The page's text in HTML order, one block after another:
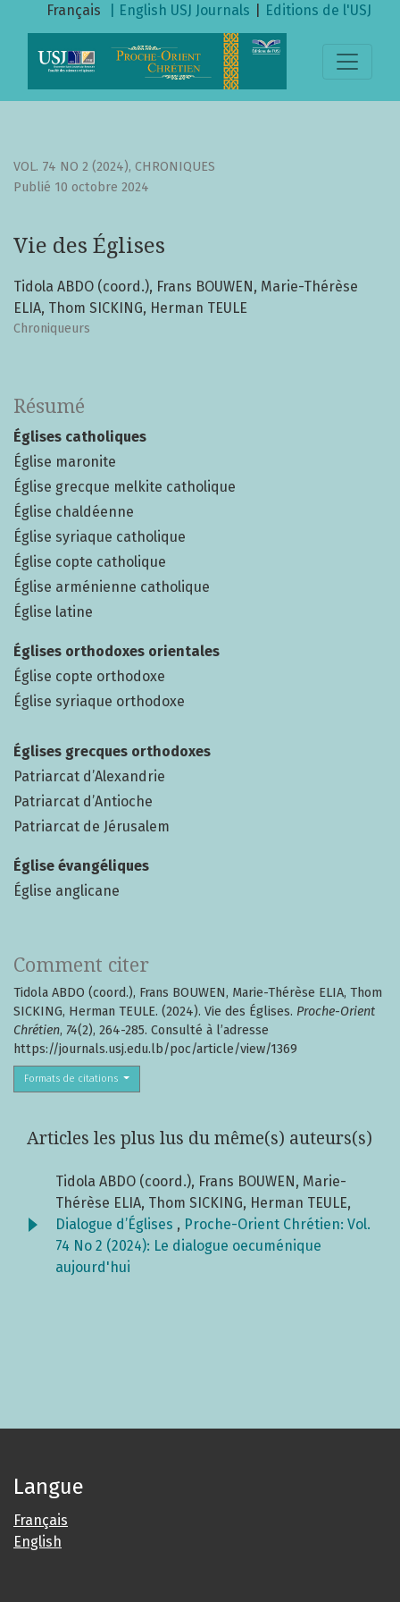
Vie des Églises
Français | English USJ Journals Editions de l'USJ
VOL. 74 NO 2 (2024), CHRONIQUES
Vie des Églises
Publié 10 octobre 2024
Tidola ABDO (coord.), Frans BOUWEN, Marie-Thérèse
ELIA, Thom SICKING, Herman TEULE
Chroniqueurs
Comment citer
Tidola ABDO (coord.), Frans BOUWEN, Marie-Thérèse ELIA, Thom
SICKING, Herman TEULE. (2024). Vie des Églises. Proche-Orient
Chrétien, 74(2), 264-285. Consulté à l’adresse
https://journals.usj.edu.lb/poc/article/view/1369
Formats de citations
Résumé
Églises catholiques
Église maronite
Église grecque melkite catholique
Église chaldéenne
Église syriaque catholique
Église copte catholique
Église arménienne catholique
Église latine
Églises orthodoxes orientales
Église copte orthodoxe
Église syriaque orthodoxe
Églises grecques orthodoxes
Patriarcat d’Alexandrie
Patriarcat d’Antioche
Patriarcat de Jérusalem
Église évangéliques
Église anglicane
Articles les plus lus du même(s) auteurs(s)
Tidola ABDO (coord.), Frans BOUWEN, Marie-
Thérèse ELIA, Thom SICKING, Herman TEULE,
Dialogue d’Églises , Proche-Orient Chrétien: Vol.
74 No 2 (2024): Le dialogue oecuménique
aujourd'hui
Langue
Français
English